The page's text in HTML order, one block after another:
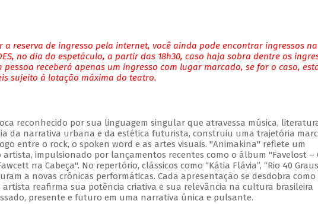
a reserva de ingresso pela internet, você ainda pode encontrar ingressos na
no dia do espetáculo, a partir das 18h30, caso haja sobra dentre os
pessoa receberá apenas um ingresso com lugar marcado, se for o caso,
sujeito à lotação máxima do teatro.
reconhecido por sua linguagem singular que atravessa música,
da narrativa urbana e da estética futurista, construiu uma trajetória
entre o rock, o spoken word e as artes visuais. "Animakina" reflete um
impulsionado por lançamentos recentes como o álbum "Favelost –
na Cabeça". No repertório, clássicos como “Kátia Flávia”, “Rio 40
a novas crônicas performáticas. Cada apresentação se desdobra como
reafirma sua potência criativa e sua relevância na cultura brasileira
presente e futuro em uma narrativa única e pulsante.